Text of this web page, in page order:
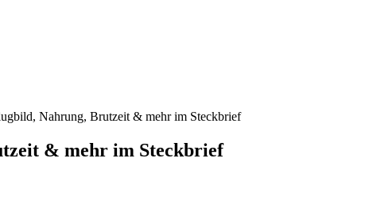
Nahrung, Brutzeit & mehr im Steckbrief
& mehr im Steckbrief